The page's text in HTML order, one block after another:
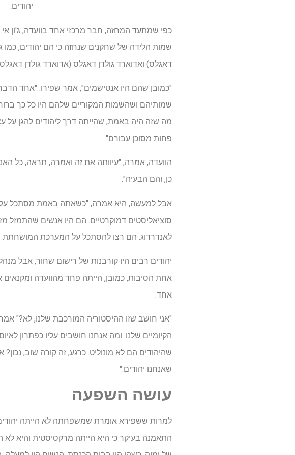
יהודים.
כפי שמתעד המחזה, חבר מרכזי אחד בוועדה, ג'ון
שמות הלידה של שחקנים שנחזה כי הם יהודים, כמו ג'ון
דאגלס) ואדוארד גולדן דאגלס (אדוארד גולדן
"כמובן שהם היו אנטישמים", אמר שפירו. "אחד
שמותיהם ושהשמות המקוריים שלהם היו כל כך
מה שזה היה באמת, שהייתה דרך ליהודים להגן על
פחות מסוכן עבורם".
הוועדה, אמרה, "עיוותה את זה ואמרה, תראה, כל
כן, והם הבעיה".
אבל למעשה, היא אמרה, "כשאתה באמת מסתכל על
סוציאליסטים דמוקרטיים. הם היו אנשים
לאנדרדוג. הם רצו להסתכל על המערכת
יהודים רבים היו קורבנות של רישום שחור, אבל
אחת הסיבות, כמובן, הייתה פחד מהוועדה ומקנאים
אחד.
"אני חושב שזו ההיסטוריה המורכבת שלנו, לא?"
הקיומיים שלנו. ומה אנחנו חושבים עליו כפתרון
שהיהודים הם לא מונוליט. כרגע, זה קורה שוב,
שאנחנו יהודים."
עושה השפעה
למרות ששפירא אומרת שמשפחתה לא הייתה
התאמנה בעיקר כי היא הייתה מרקסיסטית והיא לא